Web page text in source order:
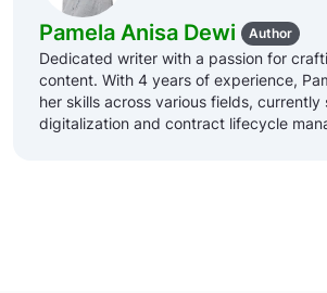
Pamela Anisa Dewi Author
Dedicated writer with a passion for
content. With 4 years of experience,
her skills across various fields, currently
digitalization and contract lifecycle